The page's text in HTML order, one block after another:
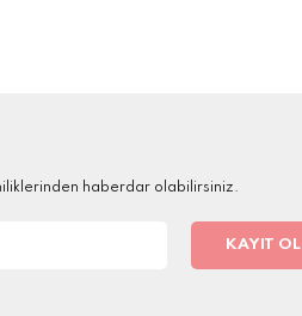
haberdar olabilirsiniz.
KAYIT OL